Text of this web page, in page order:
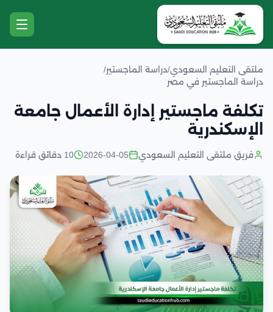
ملتقى التعليم السعودي/دراسة الماجستير/
دراسة الماجستير في مصر
تكلفة ماجستير إدارة الأعمال جامعة
الإسكندرية
فريق ملتقى التعليم السعودي 2026-04-05 10 دقائق قراءة